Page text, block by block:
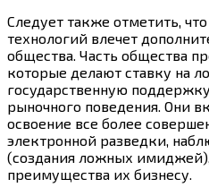
Следует также отметить,
технологий влечет
общества. Часть общества
которые делают ставку на
государственную
рыночного поведения. Они
освоение все более
электронной разведки,
(создания ложных имиджей),
преимущества их бизнесу.